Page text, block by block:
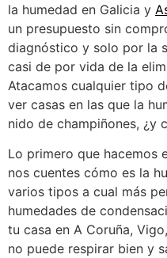
la humedad en Galicia y
un presupuesto sin
diagnóstico y solo por la
casi de por vida de la
Atacamos cualquier tipo
ver casas en las que la
nido de champiñones, ¿y
Lo primero que hacemos
nos cuentes cómo es la
varios tipos a cual más
humedades de
tu casa en A Coruña,
no puede respirar bien y